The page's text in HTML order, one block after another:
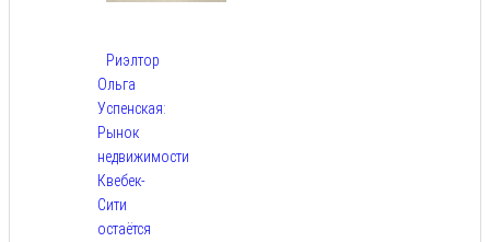
Риэлтор
Ольга
Успенская:
Рынок
недвижимости
Квебек-
Сити
остаётся